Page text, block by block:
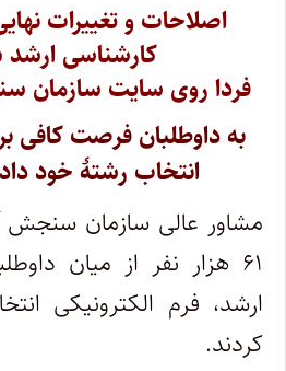
اصلاحات و تغییرات
کارشناسی ارشد
فردا روی سایت سازمان
به داوطلبان فرصت کافی
انتخاب رشتۀ خود
مشاور عالی سازمان
۶۱ هزار نفر از میان
ارشد، فرم الکترونیکی
کردند.